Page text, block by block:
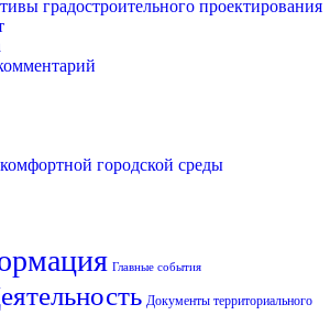
градостроительного проектирования
городской среды
Главные события
Документы территориального